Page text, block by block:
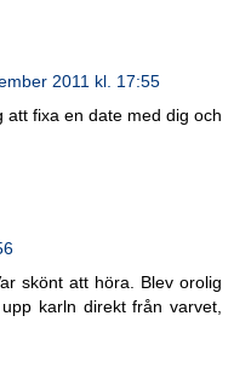
2011 kl. 17:55
att fixa en date med dig och
skönt att höra. Blev orolig
karln direkt från varvet,